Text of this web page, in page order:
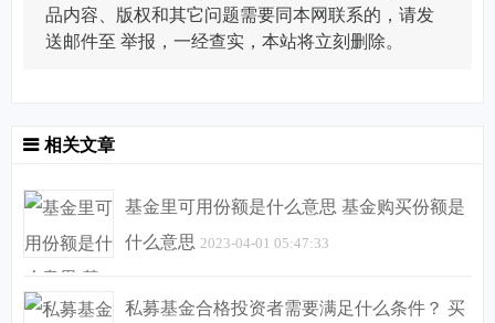
品内容、版权和其它问题需要同本网联系的，请发
送邮件至 举报，一经查实，本站将立刻删除。
相关文章
基金里可用份额是什么意思 基金购买份额是
什么意思 2023-04-01 05:47:33
私募基金合格投资者需要满足什么条件？ 买